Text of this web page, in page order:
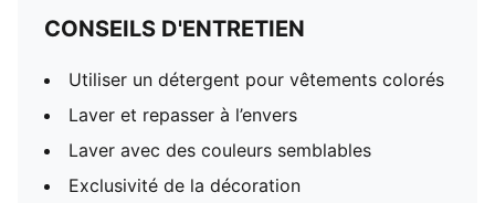
CONSEILS D'ENTRETIEN
Utiliser un détergent pour vêtements colorés
Laver et repasser à l’envers
Laver avec des couleurs semblables
Exclusivité de la décoration